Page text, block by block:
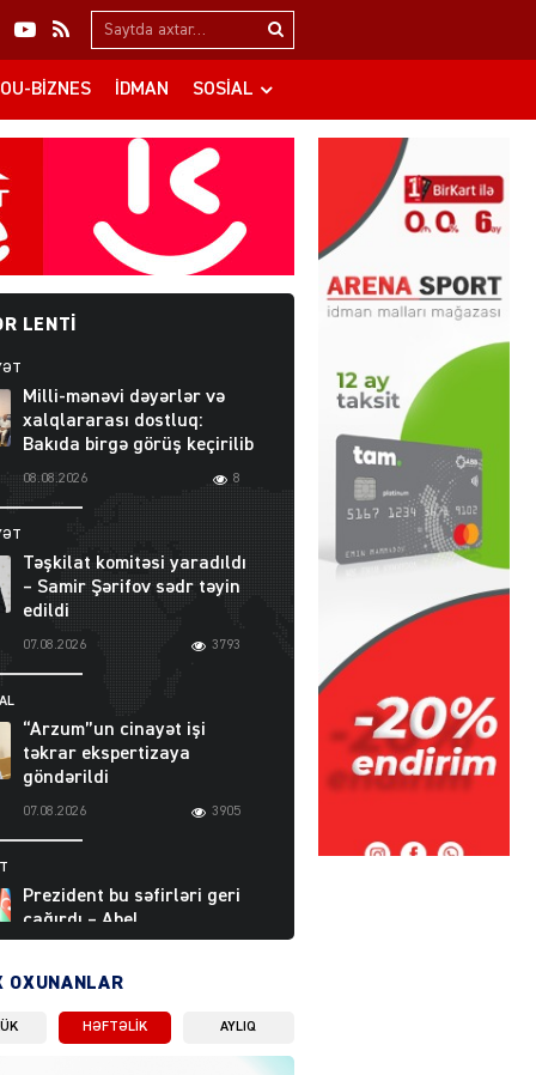
Search…
BIZNES İDMAN SOSIAL
LENTI
Milli-mənəvi dəyərlər və
xalqlararası dostluq:
Bakıda birgə görüş keçirilib
08.08.2026 8
Təşkilat komitəsi yaradıldı
– Samir Şərifov sədr təyin
edildi
07.08.2026 3793
“Arzum”un cinayət işi
təkrar ekspertizaya
göndərildi
07.08.2026 3905
Prezident bu səfirləri geri
çağırdı – Abel
Məhərrəmovun oğlu da var
07.08.2026
OXUNANLAR
HƏFTƏLIK AYLIQ